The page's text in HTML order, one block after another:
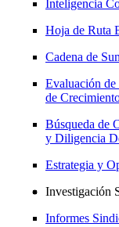
Inteligencia
Hoja de Ruta
Cadena de
Evaluación de
de
Búsqueda de
y Diligencia
Estrategia y
Investigación
Informes